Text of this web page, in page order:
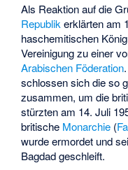
Als Reaktion auf die
Republik erklärten am
haschemitischen
Vereinigung zu einer
Arabischen Föderation
schlossen sich die so
zusammen, um die
stürzten am 14. Juli
britische Monarchie (
wurde ermordet und
Bagdad geschleift.